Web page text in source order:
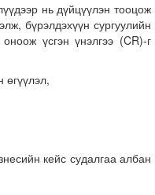
нь дүйцүүлэн тооцож
бүрэлдэхүүн сургуулийн
үсгэн үнэлгээ (CR)-г
өгүүлэл,
кейс судалгаа албан